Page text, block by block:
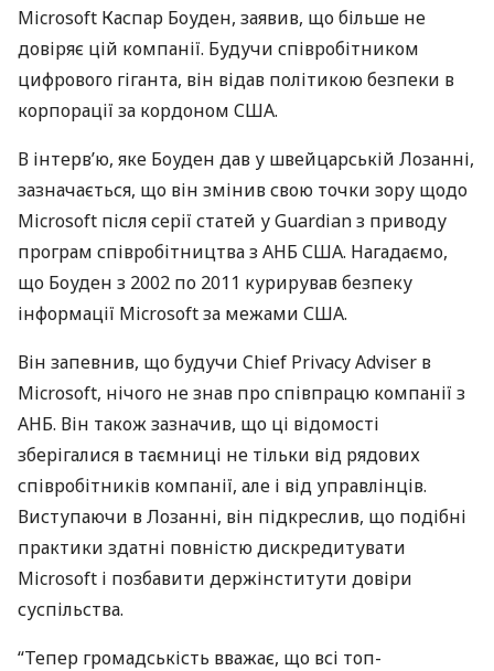
Microsoft Каспар Боуден, заявив, що більше не
довіряє цій компанії. Будучи співробітником
цифрового гіганта, він відав політикою безпеки в
корпорації за кордоном США.
В інтерв’ю, яке Боуден дав у швейцарській Лозанні,
зазначається, що він змінив свою точки зору щодо
Microsoft після серії статей у Guardian з приводу
програм співробітництва з АНБСША. Нагадаємо,
що Боуден з 2002 по 2011 курирував безпеку
інформації Microsoft за межами США.
Він запевнив, що будучи Chief Privacy Adviser в
Microsoft, нічого не знав про співпрацю компанії з
АНБ. Він також зазначив, що ці відомості
зберігалися в таємниці не тільки від рядових
співробітників компанії, але і від управлінців.
Виступаючи в Лозанні, він підкреслив, що подібні
практики здатні повністю дискредитувати
Microsoft і позбавити держінститути довіри
суспільства.
“Тепер громадськість вважає, що всі топ-